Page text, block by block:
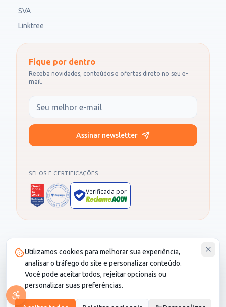
SVA
Linktree
Fique por dentro
Receba novidades, conteúdos e ofertas direto no seu e-
mail.
Seu e-mail
Assinar newsletter
SELOS E CERTIFICAÇÕES
Verificada por
30.987.115/0001-82. CS Saúde é um cartão de desconto e não é um
plano de saúde.
© 2026 CS Saúde. Todos os direitos reservados.
Utilizamos cookies para melhorar sua experiência,
analisar o tráfego do site e personalizar conteúdo.
Você pode aceitar todos, rejeitar opcionais ou
personalizar suas preferências.